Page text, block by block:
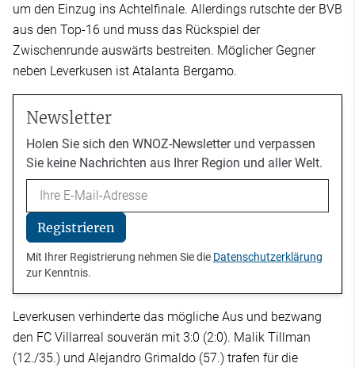
um den Einzug ins Achtelfinale. Allerdings rutschte der BVB
aus den Top-16 und muss das Rückspiel der
Zwischenrunde auswärts bestreiten. Möglicher Gegner
neben Leverkusen ist Atalanta Bergamo.
Newsletter
Holen Sie sich den WNOZ-Newsletter und verpassen
Sie keine Nachrichten aus Ihrer Region und aller Welt.
Email
Registrieren
Mit Ihrer Registrierung nehmen Sie die Datenschutzerklärung
zur Kenntnis.
Leverkusen verhinderte das mögliche Aus und bezwang
den FC Villarreal souverän mit 3:0 (2:0). Malik Tillman
(12./35.) und Alejandro Grimaldo (57.) trafen für die